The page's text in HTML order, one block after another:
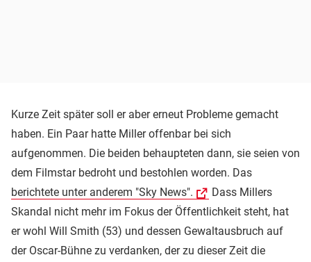
Kurze Zeit später soll er aber erneut Probleme gemacht
haben. Ein Paar hatte Miller offenbar bei sich
aufgenommen. Die beiden behaupteten dann, sie seien von
dem Filmstar bedroht und bestohlen worden. Das
berichtete unter anderem "Sky News".
Dass Millers
Skandal nicht mehr im Fokus der Öffentlichkeit steht, hat
er wohl Will Smith (53) und dessen Gewaltausbruch auf
der Oscar-Bühne zu verdanken, der zu dieser Zeit die